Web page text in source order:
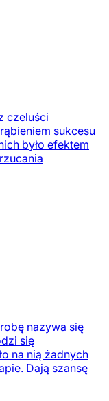
czeluści
sukcesu
było efektem
nazywa się
się
na nią żadnych
Dają szansę